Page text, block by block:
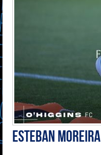
Esteban Moreira